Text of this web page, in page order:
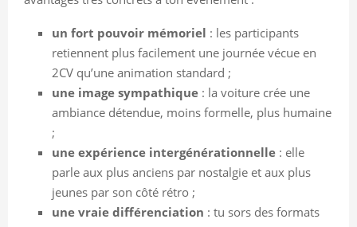
un fort pouvoir mémoriel : les participants
retiennent plus facilement une journée vécue en
2CV qu’une animation standard ;
une image sympathique : la voiture crée une
ambiance détendue, moins formelle, plus humaine
;
une expérience intergénérationnelle : elle
parle aux plus anciens par nostalgie et aux plus
jeunes par son côté rétro ;
une vraie différenciation : tu sors des formats